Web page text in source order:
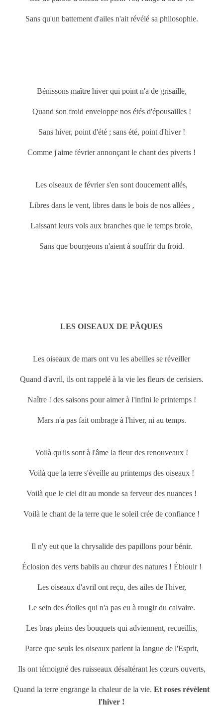
Sans qu'un battement d'ailes n'ait révélé sa philosophie.
Bénissons maître hiver qui point n'a de grisaille,
Quand son froid enveloppe nos étés d'épousailles !
Sans hiver, point d'été ; sans été, point d'hiver !
Comme j'aime février annonçant le chant des piverts !
Les oiseaux de février s'en sont doucement allés,
Libres dans le vent, libres dans le bois de nos allées ,
Laissant leurs vols aux branches que le temps broie,
Sans que bourgeons n'aient à souffrir du froid.
LES OISEAUX DE PÂQUES
Les oiseaux de mars ont vu les abeilles se réveiller
Quand d'avril, ils ont rappelé à la vie les fleurs de cerisiers.
Naître ! des saisons pour aimer à l'infini le printemps !
Mars n'a pas fait ombrage à l'hiver, ni au temps.
Voilà qu'ils sont à l'âme la fleur des renouveaux !
Voilà que la terre s'éveille au printemps des oiseaux !
Voilà que le ciel dit au monde sa ferveur des nuances !
Voilà le chant de la terre que le soleil crée de confiance !
Il n'y eut que la chrysalide des papillons pour bénir.
Éclosion des verts babils au chœur des natures ! Éblouir !
Les oiseaux d'avril ont reçu, des ailes de l'hiver,
Le sein des étoiles qui n'a pas eu à rougir du calvaire.
Les bras pleins des bouquets qui adviennent, recueillis,
Parce que seuls les oiseaux parlent la langue de l'Esprit,
Ils ont témoigné des ruisseaux désaltérant les cœurs ouverts,
Quand la terre engrange la chaleur de la vie. Et roses révèlent
l'hiver !